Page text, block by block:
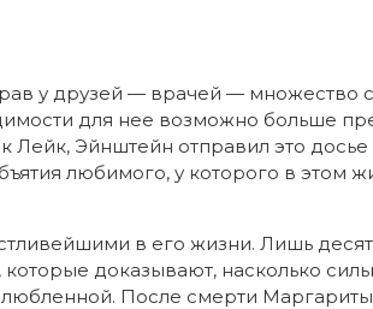
у друзей — врачей — множество
для нее возможно больше
Эйнштейн отправил это досье
любимого, у которого в этом
в его жизни. Лишь
доказывают, насколько
После смерти